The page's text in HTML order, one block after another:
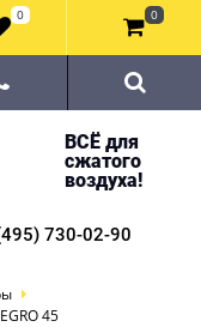
ВСЁ для
сжатого
воздуха!
730-02-90
45
0 0